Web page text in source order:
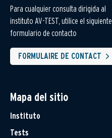
Para cualquier consulta dirigida al
instituto AV-TEST, utilice el siguiente
formulario de contacto
FORMULAIRE DE CONTACT
Mapa del sitio
Instituto
Tests